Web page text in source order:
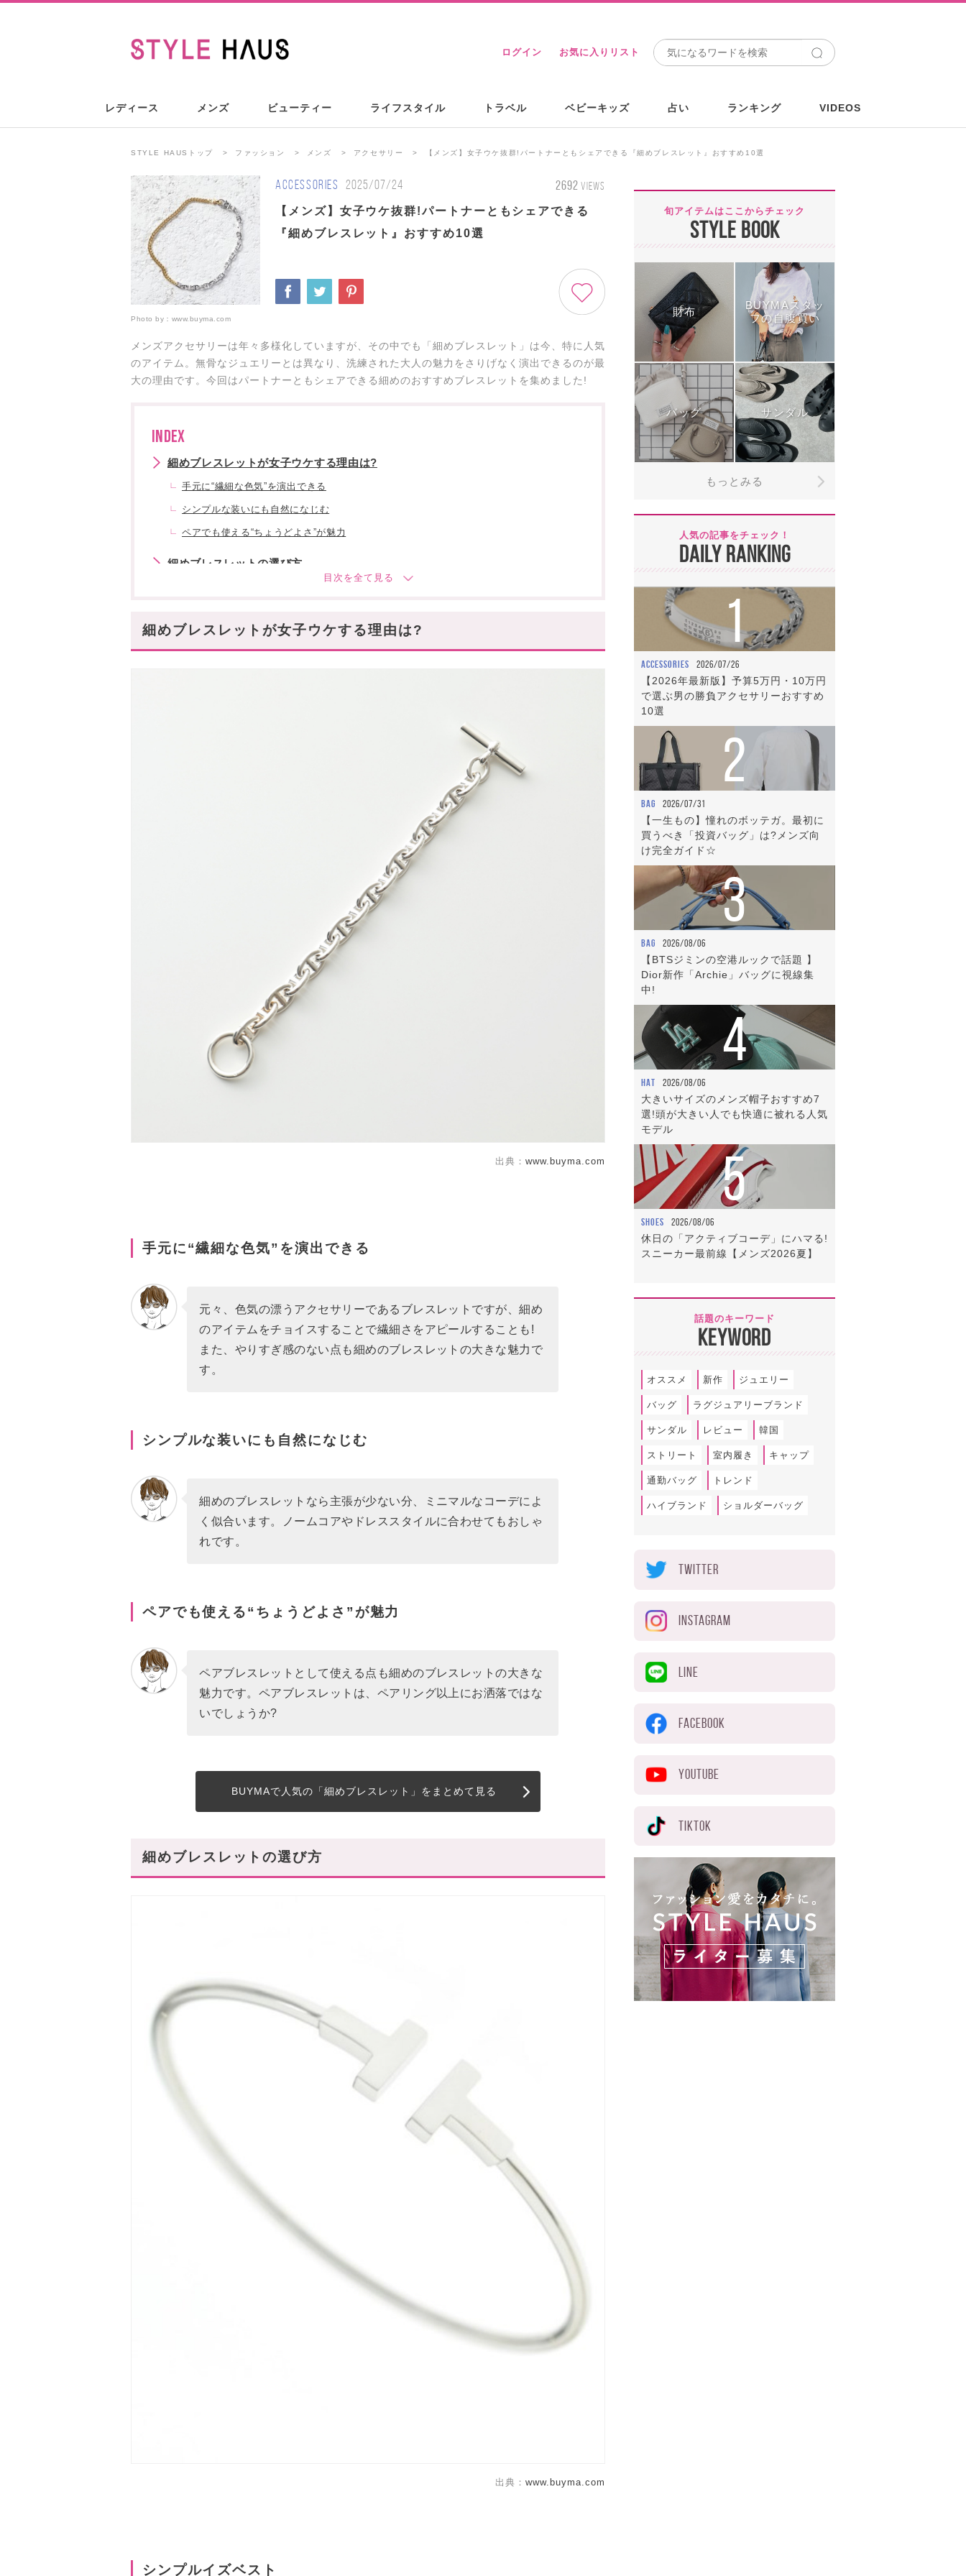
ログイン お気に入りリスト
レディース メンズ ビューティー ライフスタイル トラベル ベビーキッズ 占い ランキング VIDEOS
STYLE HAUSトップ ファッション メンズ アクセサリー 【メンズ】女子ウケ抜群!パートナーともシェアできる『細めブレスレット』おすすめ10選
ACCESSORIES 2025/07/24 2692 VIEWS
【メンズ】女子ウケ抜群!パートナーともシェアできる
『細めブレスレット』おすすめ10選
Photo by： www.buyma.com
メンズアクセサリーは年々多様化していますが、その中でも「細めブレスレット」は今、特に人気
のアイテム。無骨なジュエリーとは異なり、洗練された大人の魅力をさりげなく演出できるのが最
大の理由です。今回はパートナーともシェアできる細めのおすすめブレスレットを集めました!
INDEX
細めブレスレットが女子ウケする理由は?
手元に“繊細な色気”を演出できる
シンプルな装いにも自然になじむ
ペアでも使える“ちょうどよさ”が魅力
細めブレスレットの選び方
素材にこだわる
HOLY IN CODE(ホーリーインコード)ブレスレット
LION HEART(ライオンハート)ブレスレット
スタハ編集部の「男女兼用・アクセ」レビュー動画もあわせて✓
女子ウケ×シェア使い、どちらも叶える細めブレスレット
細めブレスレットが女子ウケする理由は?
出典： www.buyma.com
手元に“繊細な色気”を演出できる
元々、色気の漂うアクセサリーであるブレスレットですが、細め
のアイテムをチョイスすることで繊細さをアピールすることも!
また、やりすぎ感のない点も細めのブレスレットの大きな魅力で
す。
シンプルな装いにも自然になじむ
細めのブレスレットなら主張が少ない分、ミニマルなコーデによ
く似合います。ノームコアやドレススタイルに合わせてもおしゃ
れです。
ペアでも使える“ちょうどよさ”が魅力
ペアブレスレットとして使える点も細めのブレスレットの大きな
魅力です。ペアブレスレットは、ペアリング以上にお洒落ではな
いでしょうか?
BUYMAで人気の「細めブレスレット」をまとめて見る
細めブレスレットの選び方
出典： www.buyma.com
シンプルイズベスト
旬アイテムはここからチェック
STYLE BOOK
財布
BUYMAスタッ
フの自腹買い
バッグ サンダル
もっとみる
人気の記事をチェック！
DAILY RANKING
1
ACCESSORIES 2026/07/26
【2026年最新版】予算5万円・10万円
で選ぶ男の勝負アクセサリーおすすめ
10選
2
BAG 2026/07/31
【一生もの】憧れのボッテガ。最初に
買うべき「投資バッグ」は?メンズ向
け完全ガイド☆
3
BAG 2026/08/06
【BTSジミンの空港ルックで話題 】
Dior新作「Archie」バッグに視線集
中!
4
HAT 2026/08/06
大きいサイズのメンズ帽子おすすめ7
選!頭が大きい人でも快適に被れる人気
モデル
5
SHOES 2026/08/06
休日の「アクティブコーデ」にハマる!
スニーカー最前線【メンズ2026夏】
話題のキーワード
KEYWORD
オススメ 新作 ジュエリー
バッグ ラグジュアリーブランド
サンダル レビュー 韓国
ストリート 室内履き キャップ
通勤バッグ トレンド
ハイブランド ショルダーバッグ
TWITTER
INSTAGRAM
LINE
FACEBOOK
YOUTUBE
TIKTOK